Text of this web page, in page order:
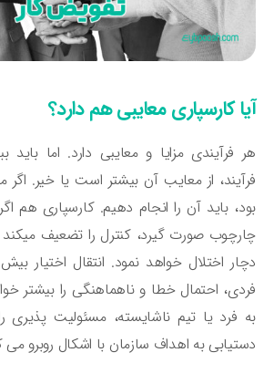
کارسپاری معایبی هم دارد؟
فرآیندی مزایا و معایبی دارد. اما باید
از معایب آن بیشتر است یا خیر. اگر
باید آن را انجام دهیم. کارسپاری هم اگر
صورت گیرد، کنترل را تضعیف میکند و
اختلال خواهد نمود. انتقال اختیار بیش از
احتمال خطا و ناهماهنگی را بیشتر خواهد
فرد یا تیم ناشایسته، مسئولیت پذیری
به اهداف سازمان با اشکال روبرو می کند.